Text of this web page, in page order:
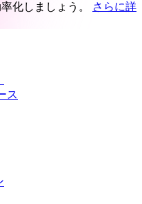
化しましょう。
さらに詳
ス